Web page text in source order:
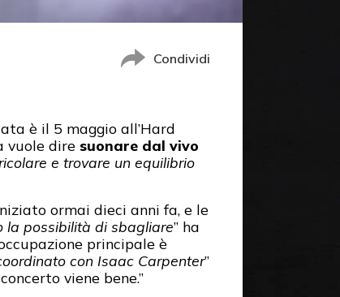
Condividi
è il 5 maggio all’Hard
vuole dire suonare dal vivo
e trovare un equilibrio
ormai dieci anni fa, e le
la possibilità di sbagliare” ha
principale è
con Isaac Carpenter”
viene bene.”